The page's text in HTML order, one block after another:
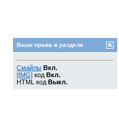
Ваши права в разделе
Смайлы Вкл.
[IMG] код Вкл.
HTML код Выкл.